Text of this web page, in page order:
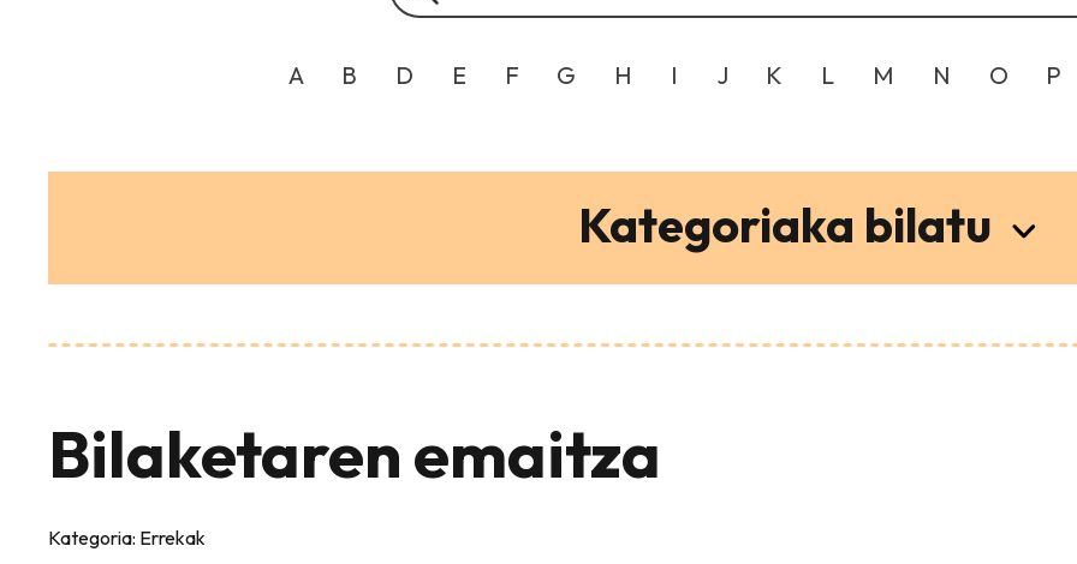
A B D E F G H I J K L M N O P
Kategoriaka bilatu
Bilaketaren emaitza
Kategoria: Errekak